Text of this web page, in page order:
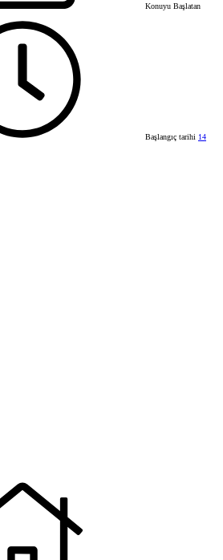
Konuyu Başlatan
Başlangıç tarihi 14